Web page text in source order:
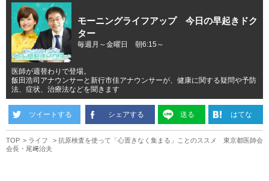
モーニングライフアップ 今日の早起きドク
ター
毎週月～金曜日 朝6:15～
医師が週替わりで登場。
飯田浩司アナウンサーと新行市佳アナウンサーが、健康に関する疑問や予防
法、症状、治療法などを聞きます
ツイートする シェアする 送る はてな
TOP ライフ
抗原検査を使って「心置きなく集まる」ことのススメ 東京都医師会
会長・尾﨑治夫